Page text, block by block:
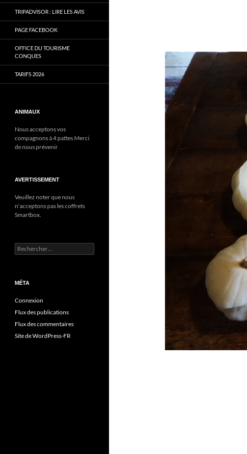
TRIPADVISOR : LIRE LES AVIS
PAGE FACEBOOK
OFFICE DU TOURISME
CONQUES
TARIFS 2026
ANIMAUX
Nous acceptons vos
compagnons à 4 pattes Merci
de nous prévenir
AVERTISSEMENT
Veuillez noter que nous
n'acceptons pas les coffrets
Smartbox.
Rechercher :
MÉTA
Connexion
Flux des publications
Flux des commentaires
Site de WordPress-FR